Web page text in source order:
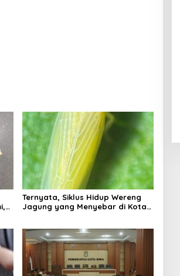
Ternyata, Siklus Hidup Wereng
Jagung yang Menyebar di Kota